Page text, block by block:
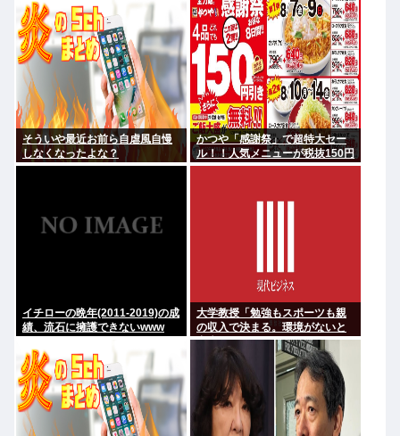
そういや最近お前ら自虐風自慢
しなくなったよな？
かつや「感謝祭」で超特大セー
ル！！人気メニューが税抜150円
引き！！！
イチローの晩年(2011-2019)の成
績、流石に擁護できないwww
大学教授「勉強もスポーツも親
の収入で決まる。環境がないと
出来るわけがない」